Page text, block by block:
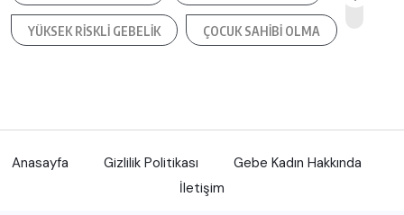
YÜKSEK RISKLI GEBELIK ÇOCUK SAHIBI OLMA
Anasayfa Gizlilik Politikası
Gebe Kadın Hakkında
İletişim